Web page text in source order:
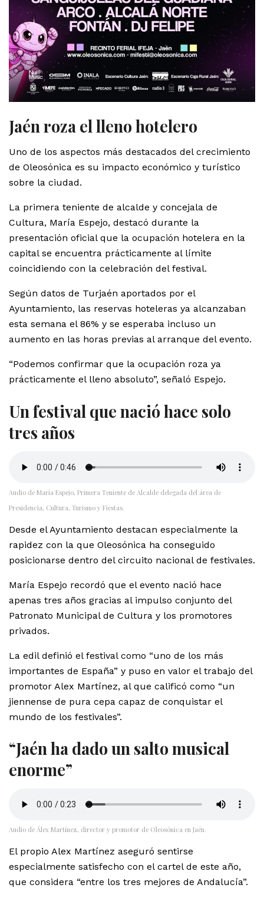
Jaén roza el lleno hotelero
Uno de los aspectos más destacados del crecimiento
de Oleosónica es su impacto económico y turístico
sobre la ciudad.
La primera teniente de alcalde y concejala de
Cultura, María Espejo, destacó durante la
presentación oficial que la ocupación hotelera en la
capital se encuentra prácticamente al límite
coincidiendo con la celebración del festival.
Según datos de Turjaén aportados por el
Ayuntamiento, las reservas hoteleras ya alcanzaban
esta semana el 86% y se esperaba incluso un
aumento en las horas previas al arranque del evento.
“Podemos confirmar que la ocupación roza ya
prácticamente el lleno absoluto”, señaló Espejo.
Un festival que nació hace solo
tres años
Audio de María Espejo, Primera Teniente de Alcalde delegada del área de
Presidencia, Cultura, Turismo y Fiestas.
Desde el Ayuntamiento destacan especialmente la
rapidez con la que Oleosónica ha conseguido
posicionarse dentro del circuito nacional de festivales.
María Espejo recordó que el evento nació hace
apenas tres años gracias al impulso conjunto del
Patronato Municipal de Cultura y los promotores
privados.
La edil definió el festival como “uno de los más
importantes de España” y puso en valor el trabajo del
promotor Alex Martínez, al que calificó como “un
jiennense de pura cepa capaz de conquistar el
mundo de los festivales”.
“Jaén ha dado un salto musical
enorme”
Audio de Álex Martínez, director y promotor de Oleosónica en Jaén.
El propio Alex Martínez aseguró sentirse
especialmente satisfecho con el cartel de este año,
que considera “entre los tres mejores de Andalucía”.